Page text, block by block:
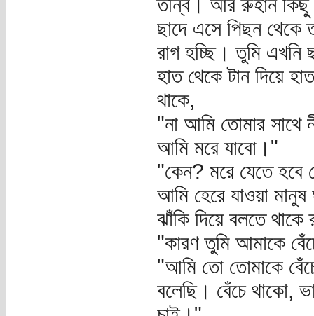
ছাদে এসে পিছন থেকে
রাগ হচ্ছি। তুমি এখনি
হাত থেকে টান দিয়ে
থাকে,
"না আমি তোমার সাথে
আমি মরে যাবো।"
"কেন? মরে যেতে হবে
আমি হেরে যাওয়া
ঝাঁকি দিয়ে বলতে
"কারণ তুমি আমাকে
"আমি তো তোমাকে
বলেছি। বেঁচে থাকো,